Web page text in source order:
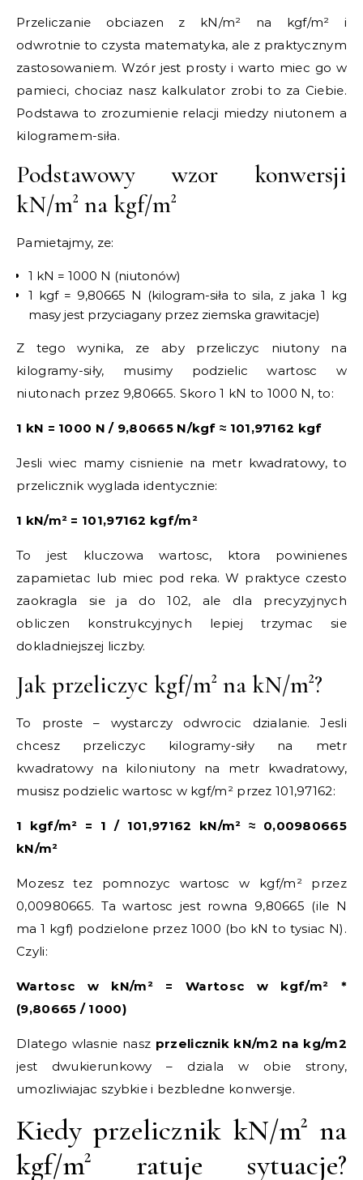
Przeliczanie obciazen z kN/m² na kgf/m² i
odwrotnie to czysta matematyka, ale z praktycznym
zastosowaniem. Wzór jest prosty i warto miec go w
pamieci, chociaz nasz kalkulator zrobi to za Ciebie.
Podstawa to zrozumienie relacji miedzy niutonem a
kilogramem-siła.
Podstawowy wzor konwersji
kN/m² na kgf/m²
Pamietajmy, ze:
1 kN = 1000 N (niutonów)
1 kgf = 9,80665 N (kilogram-siła to sila, z jaka 1 kg
masy jest przyciagany przez ziemska grawitacje)
Z tego wynika, ze aby przeliczyc niutony na
kilogramy-siły, musimy podzielic wartosc w
niutonach przez 9,80665. Skoro 1 kN to 1000 N, to:
1 kN = 1000 N / 9,80665 N/kgf ≈ 101,97162 kgf
Jesli wiec mamy cisnienie na metr kwadratowy, to
przelicznik wyglada identycznie:
1 kN/m² = 101,97162 kgf/m²
To jest kluczowa wartosc, ktora powinienes
zapamietac lub miec pod reka. W praktyce czesto
zaokragla sie ja do 102, ale dla precyzyjnych
obliczen konstrukcyjnych lepiej trzymac sie
dokladniejszej liczby.
Jak przeliczyc kgf/m² na kN/m²?
To proste – wystarczy odwrocic dzialanie. Jesli
chcesz przeliczyc kilogramy-siły na metr
kwadratowy na kiloniutony na metr kwadratowy,
musisz podzielic wartosc w kgf/m² przez 101,97162:
1 kgf/m² = 1 / 101,97162 kN/m² ≈ 0,00980665
kN/m²
Mozesz tez pomnozyc wartosc w kgf/m² przez
0,00980665. Ta wartosc jest rowna 9,80665 (ile N
ma 1 kgf) podzielone przez 1000 (bo kN to tysiac N).
Czyli:
Wartosc w kN/m² = Wartosc w kgf/m² *
(9,80665 / 1000)
Dlatego wlasnie nasz przelicznik kN/m2 na kg/m2
jest dwukierunkowy – dziala w obie strony,
umozliwiajac szybkie i bezbledne konwersje.
Kiedy przelicznik kN/m² na
kgf/m² ratuje sytuacje?